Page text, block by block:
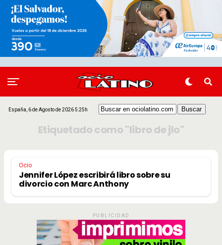
España, 6 de Agosto de 2026 5:25h
Etiquetado como "libro de jlo"
Ocio
Jennifer López escribirá libro sobre su
divorcio con Marc Anthony
PUBLICIDAD